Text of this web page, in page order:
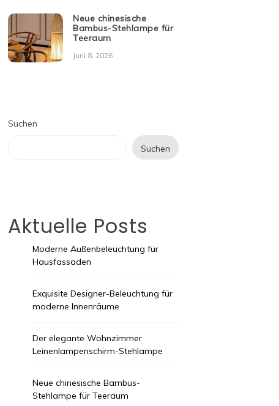
Neue chinesische
Bambus-Stehlampe für
Teeraum
Juni 8, 2026
Suchen
Suchen
Aktuelle Posts
Moderne Außenbeleuchtung für
Hausfassaden
Exquisite Designer-Beleuchtung für
moderne Innenräume
Der elegante Wohnzimmer
Leinenlampenschirm-Stehlampe
Neue chinesische Bambus-
Stehlampe für Teeraum